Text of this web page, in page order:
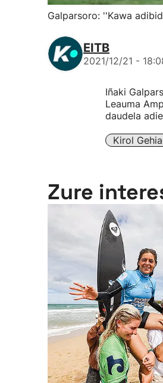
Galparsoro: ''Kawa
EITB
2021/12/21 -
Iñaki
Leauma
daudela
Kirol
Zure